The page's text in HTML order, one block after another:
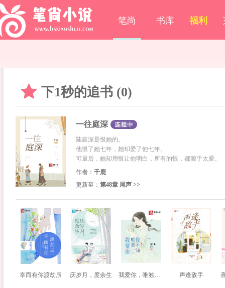
笔尚 书库 福利
下1秒的追书 (0)
一往庭深
陆庭深是恨她的。
他恨了她七年，她却爱了他七年。
可最后，她却用恨让他明白，所有的恨，都源于太爱。
作者： 千鹿
更新至： 第48章 尾声 >>
幸而有你渡劫辰 庆岁月，度余生 声逢敌手